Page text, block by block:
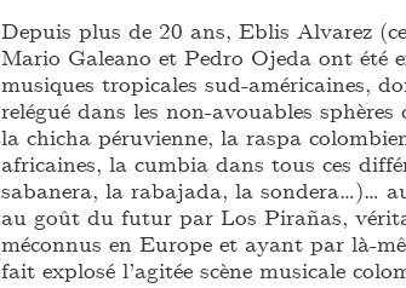
Depuis plus de 20 ans, Eblis Alvarez
Mario Galeano et Pedro Ojeda ont été
musiques tropicales sud-américaines,
relégué dans les non-avouables
la chicha péruvienne, la raspa
africaines, la cumbia dans tous ces
sabanera, la rabajada, la sondera…)…
au goût du futur par Los Pirañas,
méconnus en Europe et ayant par là-
fait explosé l’agitée scène musicale